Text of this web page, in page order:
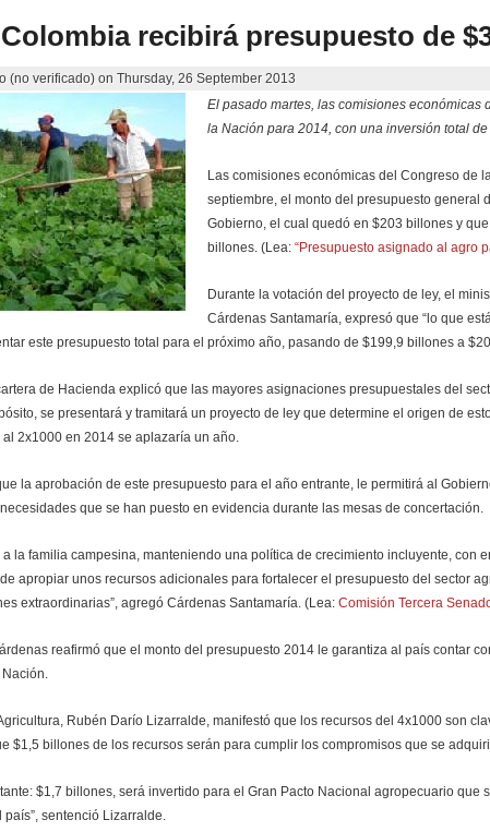
recibirá presupuesto de
(no verificado) onThursday, 26 September 2013
El pasado martes, las comisiones
la Nación para 2014, con una inversión total
Las comisiones económicas del Congreso de
septiembre, el monto del presupuesto general
Gobierno, el cual quedó en $203 billones y
billones. (Lea:“Presupuesto asignado al agro
Durante la votación del proyecto de ley, el
Cárdenas Santamaría, expresó que “lo que
este presupuesto total para el próximo año, pasando de $199,9 billones a
de Hacienda explicó que las mayores asignaciones presupuestales del
se presentará y tramitará un proyecto de ley que determine el origen de
2x1000 en 2014 se aplazaría un año.
la aprobación de este presupuesto para el año entrante, le permitirá al
que se han puesto en evidencia durante las mesas de concertación.
a la familia campesina, manteniendo una política de crecimiento incluyente, con
apropiar unos recursos adicionales para fortalecer el presupuesto del sector
extraordinarias”, agregó Cárdenas Santamaría. (Lea:Comisión Tercera
reafirmó que el monto del presupuesto 2014 le garantiza al país contar
Rubén Darío Lizarralde, manifestó que los recursos del 4x1000 son
$1,5 billones de los recursos serán para cumplir los compromisos que se
$1,7 billones, será invertido para el Gran Pacto Nacional agropecuario
sentenció Lizarralde.